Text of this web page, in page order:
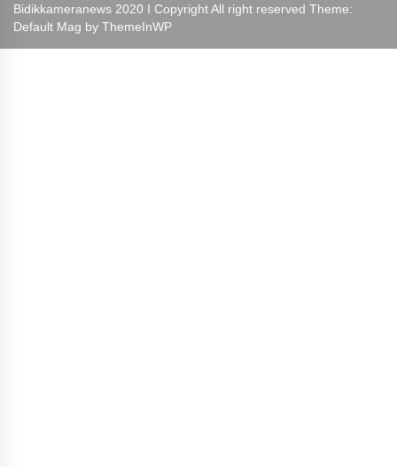
Bidikkameranews 2020 I Copyright All right reserved Theme:
Default Mag by ThemeInWP